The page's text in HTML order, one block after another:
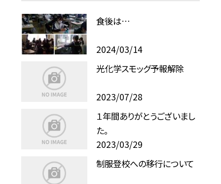
食後は…
2024/03/14
光化学スモッグ予報解除
2023/07/28
１年間ありがとうございまし
た。
2023/03/29
制服登校への移行について